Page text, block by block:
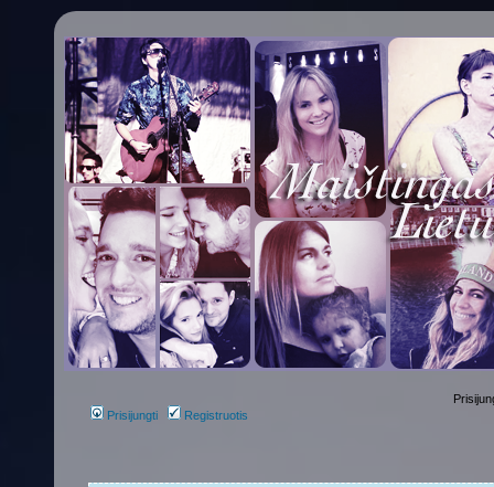
Prisijungti Registruotis